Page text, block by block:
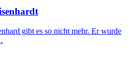
gibt es so nicht mehr. Er wurde